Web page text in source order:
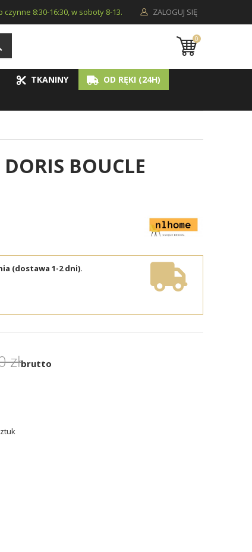
ZALOGUJ SIĘ
8:30-16:30, w soboty 8-13.
0
TKANINY
OD RĘKI (24H)
BOUCLE
(dostawa 1-2 dni).
złbrutto